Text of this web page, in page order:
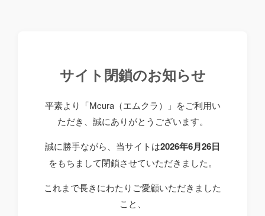
サイト閉鎖のお知らせ
平素より「Mcura（エムクラ）」をご利用い
ただき、誠にありがとうございます。
誠に勝手ながら、当サイトは2026年6月26日
をもちまして閉鎖させていただきました。
これまで長きにわたりご愛顧いただきました
こと、